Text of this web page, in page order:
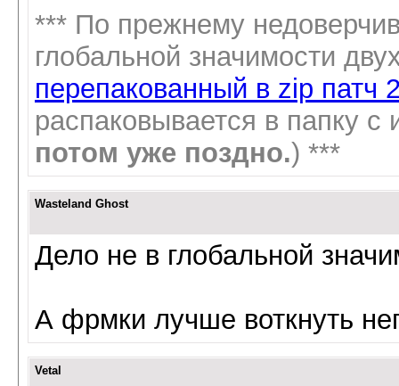
*** По прежнему
глобальной значимости
перепакованный в zip патч
распаковывается в папку с
потом уже поздно.) ***
Wasteland Ghost
Дело не в глобальной
А фрмки лучше воткнуть
Vetal